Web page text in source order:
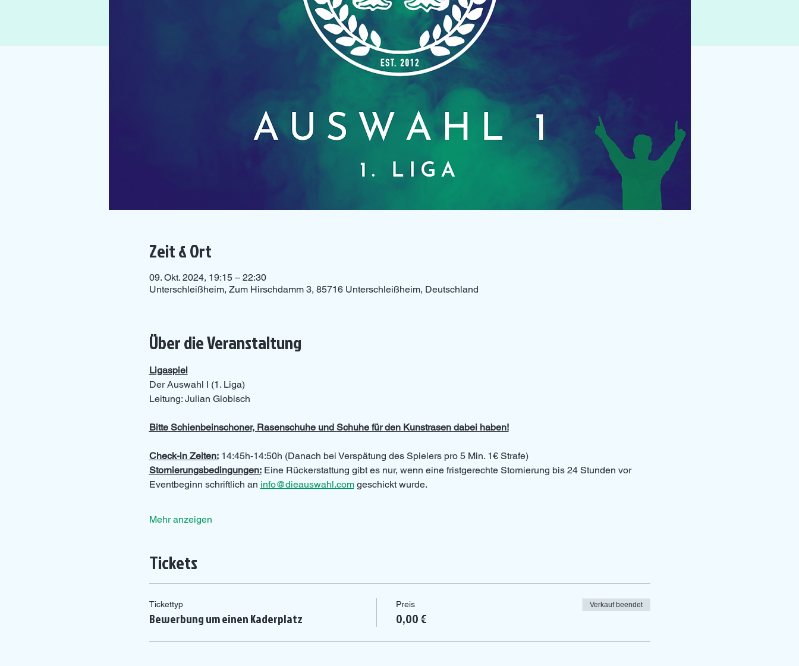
Zeit & Ort
09. Okt. 2024, 19:15 – 22:30
Unterschleißheim, Zum Hirschdamm 3, 85716 Unterschleißheim, Deutschland
Über die Veranstaltung
Ligaspiel
Der Auswahl I (1. Liga)
Leitung: Julian Globisch
Bitte Schienbeinschoner, Rasenschuhe und Schuhe für den Kunstrasen dabei haben!
Check-in Zeiten: 14:45h-14:50h (Danach bei Verspätung des Spielers pro 5 Min. 1€ Strafe)
Stornierungsbedingungen: Eine Rückerstattung gibt es nur, wenn eine fristgerechte Stornierung bis 24 Stunden vor
Eventbeginn schriftlich an info@dieauswahl.com geschickt wurde.
Mehr anzeigen
Tickets
Tickettyp
Bewerbung um einen Kaderplatz
Preis
0,00 €
Verkauf beendet